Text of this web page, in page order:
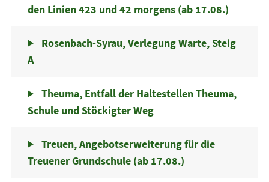
den Linien 423 und 42 morgens (ab 17.08.)
Rosenbach-Syrau, Verlegung Warte, Steig
A
Theuma, Entfall der Haltestellen Theuma,
Schule und Stöckigter Weg
Treuen, Angebotserweiterung für die
Treuener Grundschule (ab 17.08.)